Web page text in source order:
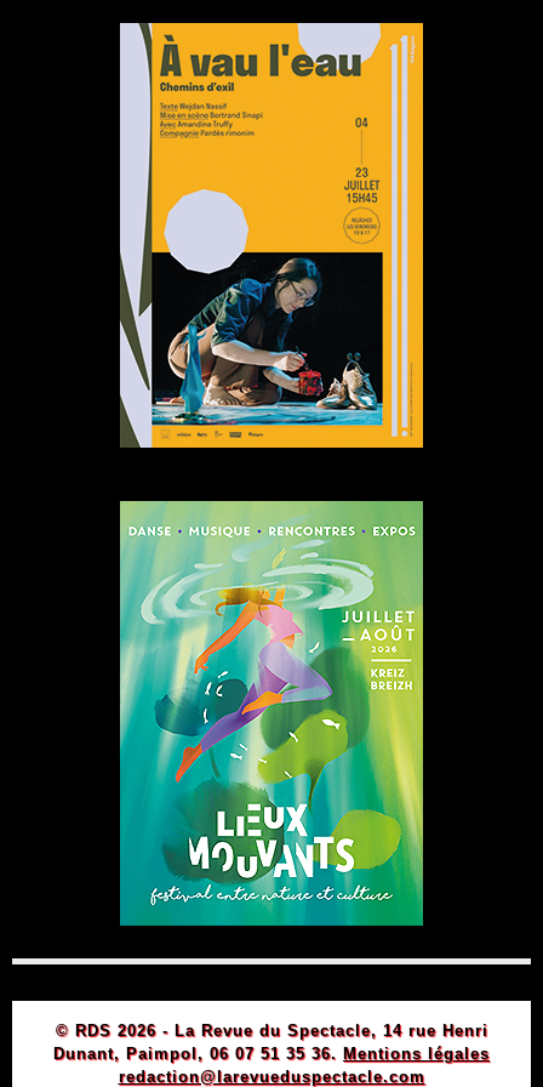
© RDS 2026 - La Revue du Spectacle, 14 rue Henri
Dunant, Paimpol, 06 07 51 35 36. Mentions légales
redaction@larevueduspectacle.com